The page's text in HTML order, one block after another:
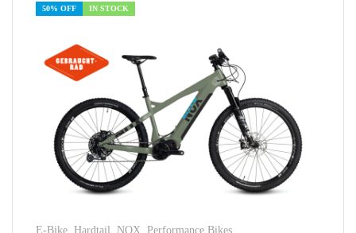
50% OFF IN STOCK
E-Bike, Hardtail , NOX, Performance Bikes